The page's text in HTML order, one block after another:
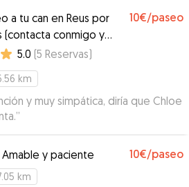
a tu can en Reus por
(contacta conmigo y
Además cuidadora
10€/paseo
5.0 (5 Reservas)
km
y muy simpática, diría que Chloe
”
Amable y paciente 10€/paseo
km